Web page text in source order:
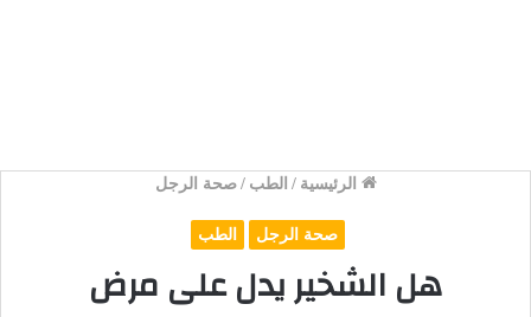
الرئيسية / الطب / صحة الرجل
صحة الرجل الطب
هل الشخير يدل على مرض